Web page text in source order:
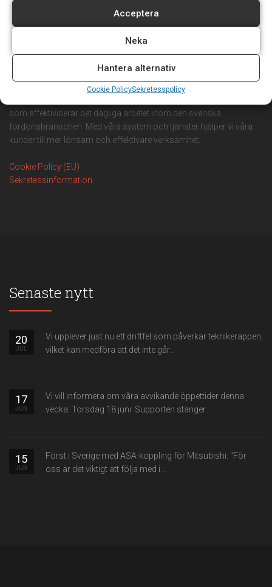
Acceptera
Neka
Hantera alternativ
Cookie PolicySekretesspolicy
Winassist System AB
som effektiviserar det dagliga arbetet inom den svenska
fordonsbranschen. Med våra system och tjänster hjälper vi våra
kunder till mer lönsam och effektivare verksamhet.
Cookie Policy (EU)
Sekretessinformation
Senaste nytt
20
JUL
Vi upplever just nu ett driftfel som påverkar teknikerappen,
vilket kan medföra att det inte går...
17
JUN
Vi vill informera om våra avvikande öppettider denna
vecka: Torsdag 18 juni: Supporten stänger...
15
JUN
Först i Sverige med ASA-koppling för Mitsubishi. "För
oss är det viktigt att följa med i...